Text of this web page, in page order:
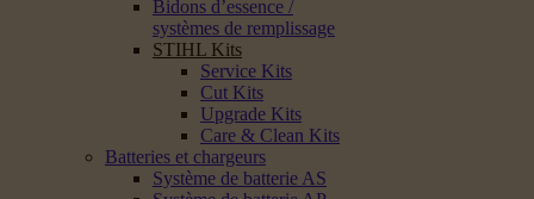
Bidons d’essence /
systèmes de remplissage
STIHL Kits
Service Kits
Cut Kits
Upgrade Kits
Care & Clean Kits
Batteries et chargeurs
Système de batterie AS